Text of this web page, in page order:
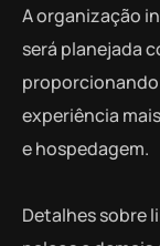
A organização
será planejada
proporcionando
experiência
e hospedagem.
Detalhes sobre